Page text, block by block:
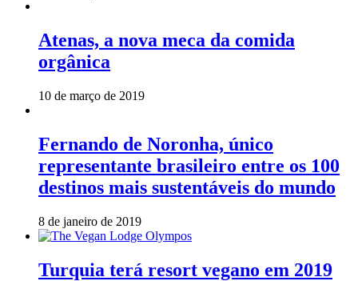
Atenas, a nova meca da comida
orgânica
10 de março de 2019
Fernando de Noronha, único
representante brasileiro entre os 100
destinos mais sustentáveis do mundo
8 de janeiro de 2019
Turquia terá resort vegano em 2019